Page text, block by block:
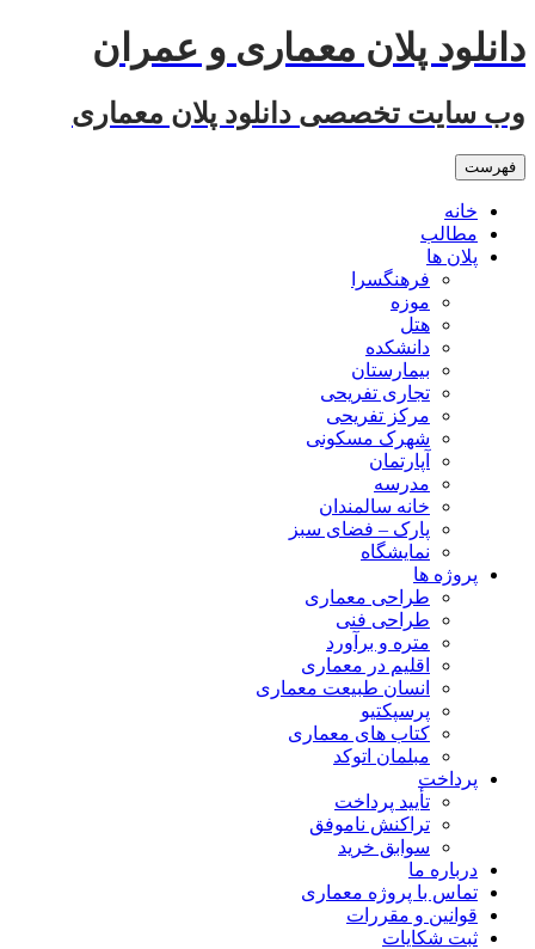
رفتن
به
دانلود پلان معماری و عمران
وب سایت تخصصی دانلود پلان معماری
فهرست
خانه
مطالب
پلان ها
فرهنگسرا
موزه
هتل
دانشکده
بیمارستان
تجاری تفریحی
مرکز تفریحی
شهرک مسکونی
آپارتمان
مدرسه
خانه سالمندان
پارک – فضای سبز
نمایشگاه
پروژه ها
طراحی معماری
طراحی فنی
متره و برآورد
اقلیم در معماری
انسان طبیعت معماری
پرسپکتیو
کتاب های معماری
مبلمان اتوکد
پرداخت
تأیید پرداخت
تراکنش ناموفق
سوابق خرید
درباره ما
تماس با پروژه معماری
قوانین و مقررات
ثبت شکایات